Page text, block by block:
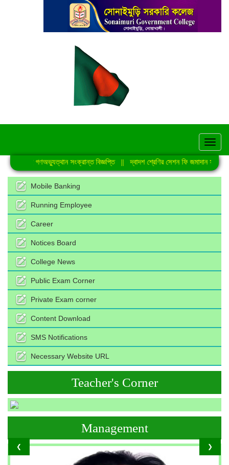
জুলাই গণঅভ্যুত্থান সংক্রান্ত বিজ্ঞপ্তি|| দ্বাদশ শ্রেণির সেশন ফি জমাদান সংক্রান্ত
Mobile Banking
Running Employee
Career
Notices Board
College News
Public Exam Corner
Private Exam corner
Content Download
SMS Notifications
Necessary Website URL
Teacher's Corner
❮ ❯
Management